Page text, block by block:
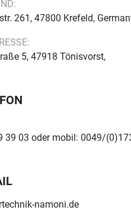
261, 47800 Krefeld,
5, 47918 Tönisvorst,
39 03 oder mobil: 0049/
namoni.de